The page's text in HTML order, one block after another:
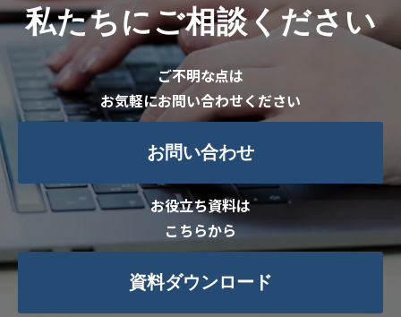
私たちにご相談ください
ご不明な点は
お気軽にお問い合わせください
お問い合わせ
お役立ち資料は
こちらから
資料ダウンロード